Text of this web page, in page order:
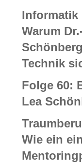
Informatik
Warum
Technik
Folge 60:
Lea
Wie ein